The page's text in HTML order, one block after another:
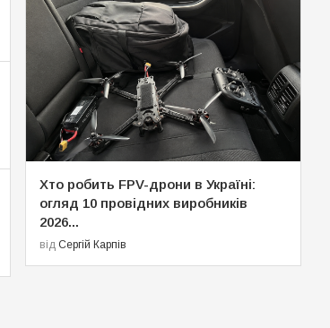
Хто робить FPV-дрони в Україні:
огляд 10 провідних виробників
2026...
від Сергій Карпів